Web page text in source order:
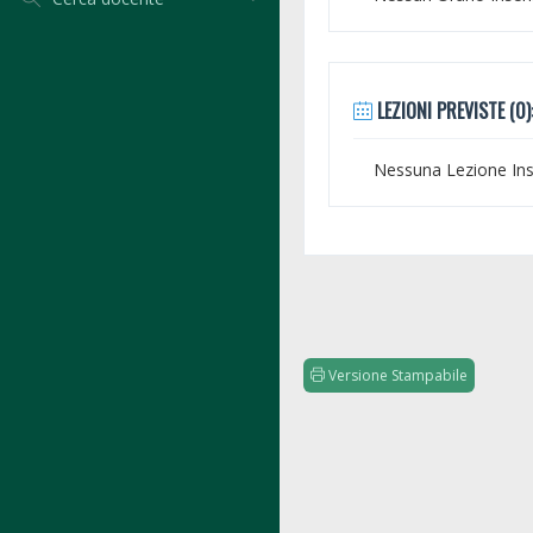
LEZIONI PREVISTE (0):
Nessuna Lezione
Versione Stampabile